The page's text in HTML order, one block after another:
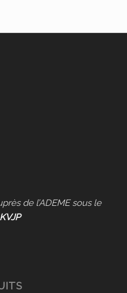
de l’ADEME sous le